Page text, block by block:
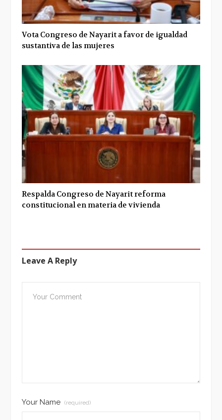
Vota Congreso de Nayarit a favor de igualdad
sustantiva de las mujeres
Respalda Congreso de Nayarit reforma
constitucional en materia de vivienda
Leave A Reply
Your Name (required)